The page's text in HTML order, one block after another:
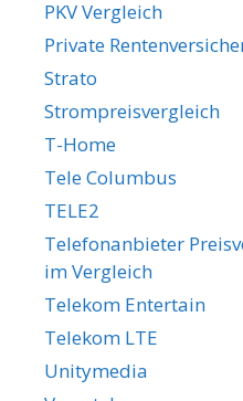
PKV Vergleich
Private
Strato
Strompreisvergleich
T-Home
Tele Columbus
TELE2
Telefonanbieter
im Vergleich
Telekom Entertain
Telekom LTE
Unitymedia